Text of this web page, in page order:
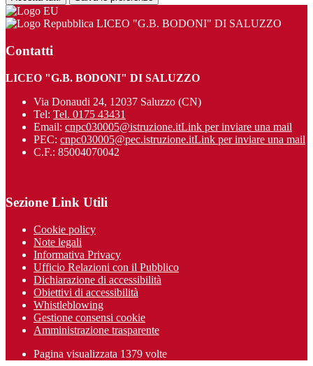
LICEO "G.B. BODONI" DI SALUZZO
Contatti
LICEO "G.B. BODONI" DI SALUZZO
Via Donaudi 24, 12037 Saluzzo (CN)
Tel: Tel. 0175 43431
Email: cnpc030005@istruzione.itLink per inviare una mail
PEC: cnpc030005@pec.istruzione.itLink per inviare una mail
C.F.: 85004070042
Sezione Link Utili
Cookie policy
Note legali
Informativa Privacy
Ufficio Relazioni con il Pubblico
Dichiarazione di accessibilità
Obiettivi di accessibilità
Whistleblowing
Gestione consensi cookie
Amministrazione trasparente
Pagina visualizzata 1379 volte